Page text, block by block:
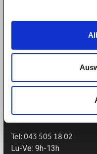
Le paiement du salaire
Prendre un rendez-
Tel: 043 505 18 02
Lu-Ve: 9h-13h